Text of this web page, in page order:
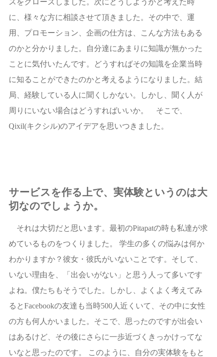
に、様々な方に相談させて頂きました。その中で、運
用、プロモーション、企画の仕方は、こんな方法もある
のかと分かりました。自分達にあまりに知識が無かった
ことに気付いたんです。どうすればその知識を企業当時
に知ることができたのかと考えるようになりました。結
局、経験している人に聞くしかない。しかし、聞く人が
周りにいない場合はどうすればいいか。 そこで、
Qixil(キクシル)のアイデアを思いつきました。
サービスを作る上で、実体験というのは大
切なのでしょうか。
それは大切だと思います。最初のPitapatの時も私達が求
めているものをつくりました。 学生の多くの悩みは何か
わかりますか？彼女・彼氏がいないことです。そして、
いない理由を、「出会いがない」と思う人って多いです
よね。僕たちもそうでした。しかし、よくよく考えてみ
るとFacebookの友達も当時500人近くいて、その中に女性
の方も何人かいました。そこで、思ったのですが出会い
はあるけど、その後にさらに一歩近づくきっかけってな
いなと思ったのです。 このように、自分の実体験をもと